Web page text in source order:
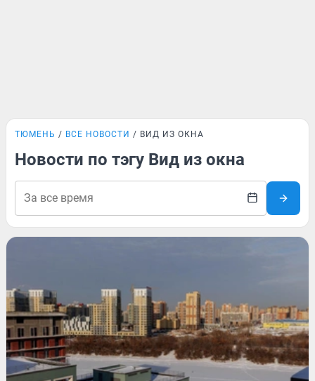
ТЮМЕНЬ ВСЕ НОВОСТИ ВИД ИЗ ОКНА
Новости по тэгу Вид из окна